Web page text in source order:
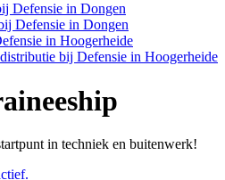
Defensie in Dongen
Defensie in Dongen
in Hoogerheide
bij Defensie in Hoogerheide
in techniek en buitenwerk!